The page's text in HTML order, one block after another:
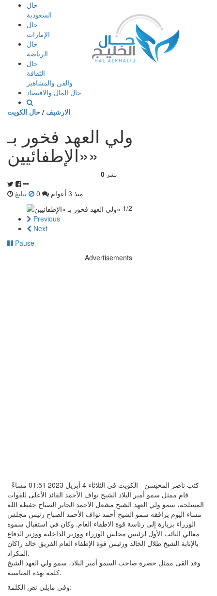
إذهب
المحتوى
حال
السعودية
حال
الإمارات
حال
الرياضة
حال
الثقافة
والفن والمشاهير
حال المال والاقتصاد
الارشيف / حال الكويت
ولي العهد فخور بـ
«الإطفائيين»
0 نشر
منذ 3 أعوام
تبليغ
1/2
Previous
Next
Pause
Advertisements
كتب ناصر المحيسن - الكويت في الثلاثاء 4 أبريل 2023 01:51 مساءً -
قام ممثل سمو أمير البلاد الشيخ نواف الأحمد القائد الأعلى للقوات
المسلحة، سمو ولي العهد الشيخ مشعل الأحمد الجابر الصباح حفظه الله
مساء اليوم يرافقه سمو الشيخ أحمد نواف الأحمد الصباح رئيس مجلس
الوزراء بزيارة إلى رئاسة قوة الاطفاء العام. وكان في استقبال سموه
معالي النائب الأول لرئيس مجلس الوزراء ووزير الداخلية ووزير الدفاع
بالإنابة الشيخ طلال الخالد ورئيس قوة الإطفاء العام الفريق خالد راكان
المكراد.
وقد القى ممثل حضرة صاحب السمو أمير البلاد، سمو ولي العهد الشيخ
كلمة بهذه المناسبة.
وفي مايلي نص الكلمة: